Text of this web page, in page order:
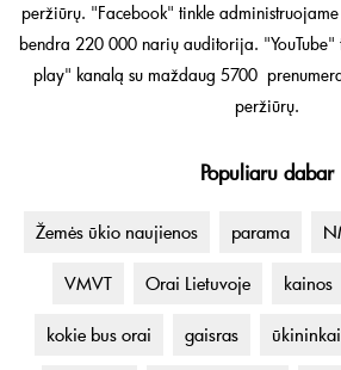
peržiūrų. "Facebook" tinkle
bendra 220 000 narių auditorija.
play" kanalą su maždaug 5700
peržiūrų.
Populiaru dabar
Žemės ūkio naujienos parama
VMVT Orai Lietuvoje kainos
kokie bus orai gaisras ūkininkai